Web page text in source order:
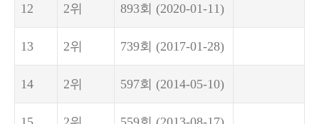
12 2위 893회 (2020-01-11)
13 2위 739회 (2017-01-28)
14 2위 597회 (2014-05-10)